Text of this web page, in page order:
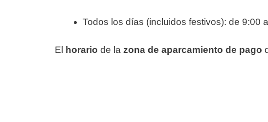
Todos los días (incluidos festivos): de 9:00
El horario de la zona de aparcamiento de pago